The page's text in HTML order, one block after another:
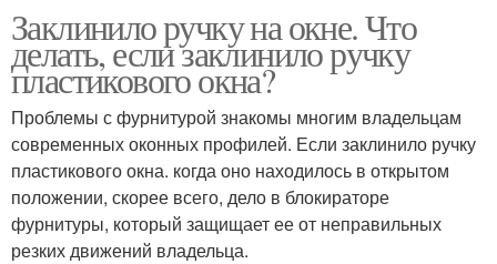
Заклинило ручку на окне. Что
делать, если заклинило ручку
пластикового окна?
Проблемы с фурнитурой знакомы многим владельцам
современных оконных профилей. Если заклинило ручку
пластикового окна. когда оно находилось в открытом
положении, скорее всего, дело в блокираторе
фурнитуры, который защищает ее от неправильных
резких движений владельца.